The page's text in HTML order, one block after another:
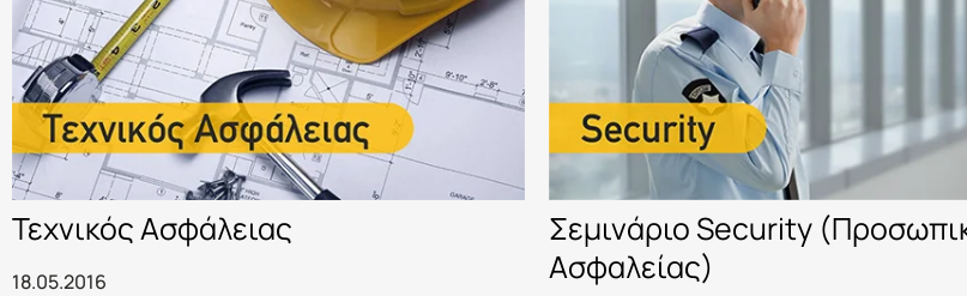
Τεχνικός Ασφάλειας
18.05.2016
Σεμινάριο Security
Ασφαλείας)